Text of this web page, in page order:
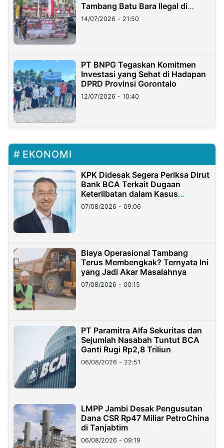
Tambang Batu Bara Ilegal di
Lampung
14/07/2026 - 21:50
PT BNPG Tegaskan Komitmen
Investasi yang Sehat di Hadapan
DPRD Provinsi Gorontalo
12/07/2026 - 10:40
EKONOMI
KPK Didesak Segera Periksa Dirut
Bank BCA Terkait Dugaan
Keterlibatan dalam Kasus
Hilangnya Dana Nasabah Rp2,58
Miliar
07/08/2026 - 09:06
Biaya Operasional Tambang
Terus Membengkak? Ternyata Ini
yang Jadi Akar Masalahnya
07/08/2026 - 00:15
PT Paramitra Alfa Sekuritas dan
Sejumlah Nasabah Tuntut BCA
Ganti Rugi Rp2,8 Triliun
06/08/2026 - 22:51
LMPP Jambi Desak Pengusutan
Dana CSR Rp47 Miliar PetroChina
di Tanjabtim
06/08/2026 - 09:19